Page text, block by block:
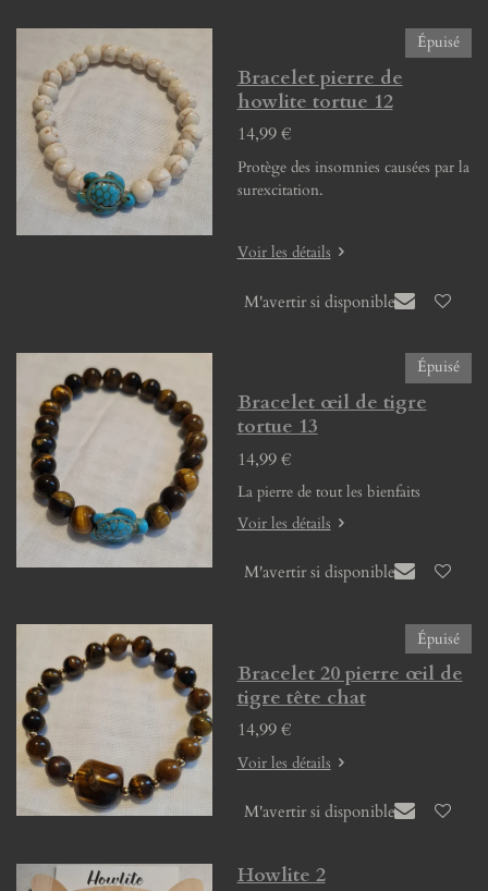
Épuisé
Bracelet pierre de
howlite tortue 12
14,99 €
Protège des insomnies causées par la
surexcitation.
Voir les détails
M'avertir si disponible
Épuisé
Bracelet œil de tigre
tortue 13
14,99 €
La pierre de tout les bienfaits
Voir les détails
M'avertir si disponible
Épuisé
Bracelet 20 pierre œil de
tigre tête chat
14,99 €
Voir les détails
M'avertir si disponible
Howlite 2